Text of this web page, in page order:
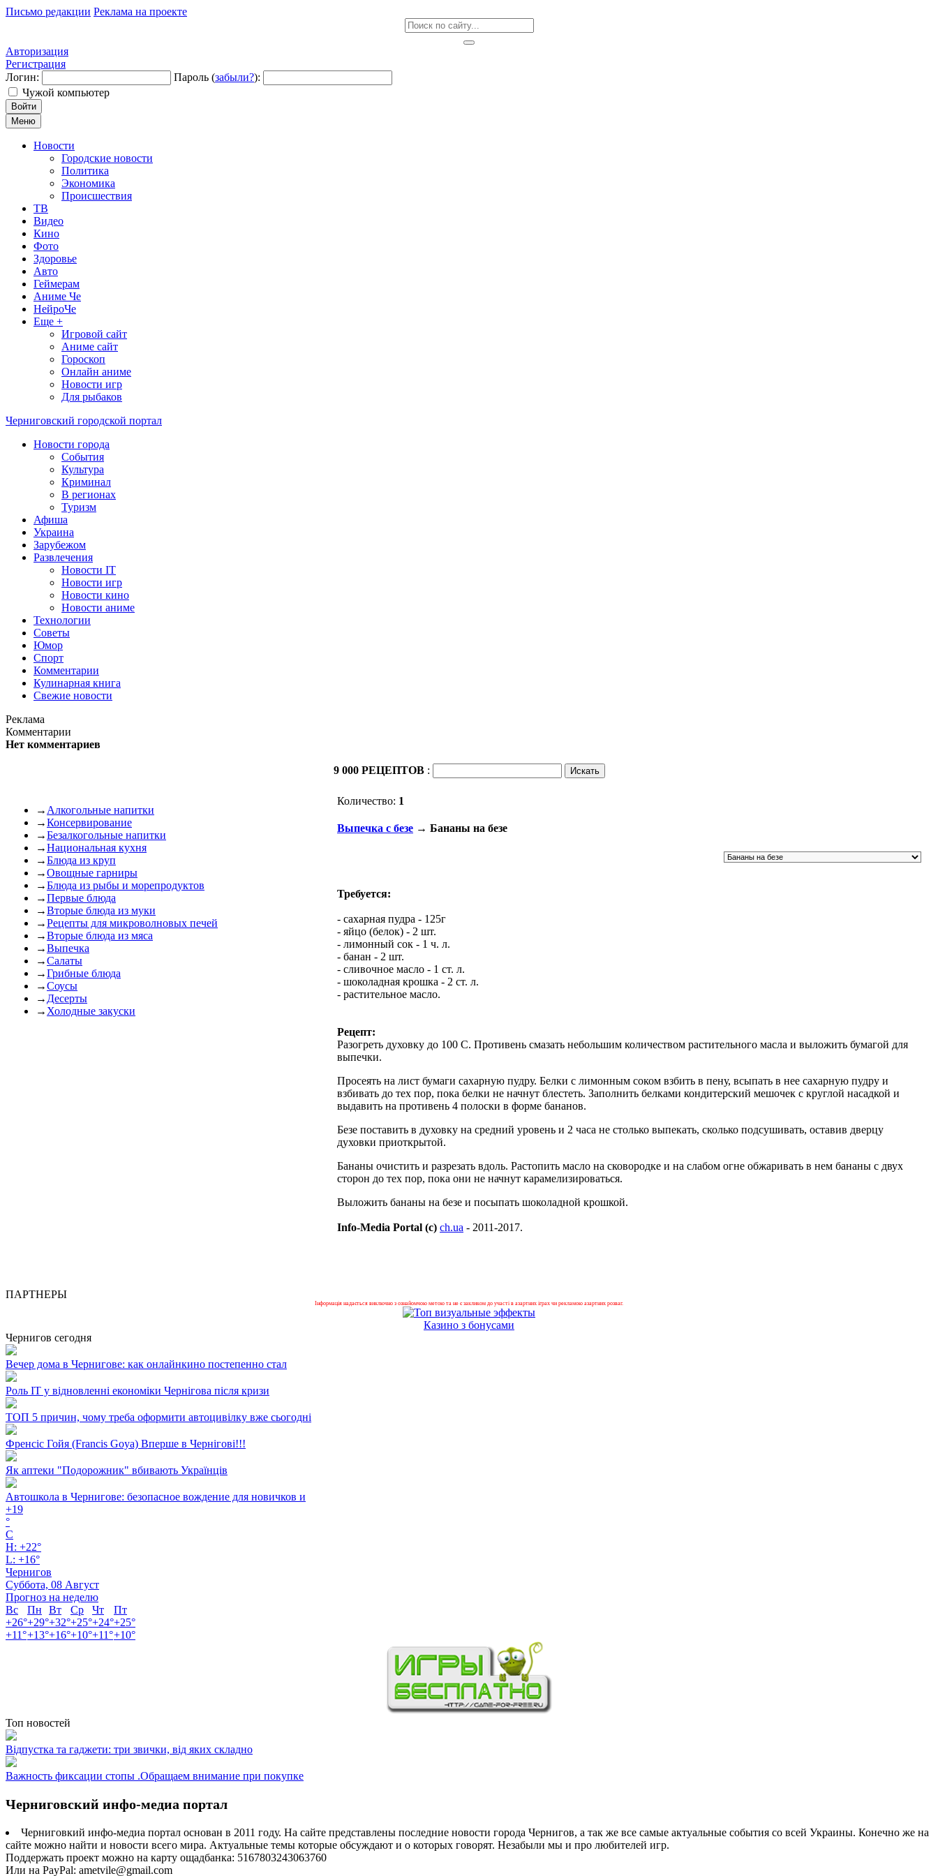
Письмо редакции Реклама на проекте
Авторизация
Регистрация
Логин:
Пароль (забыли?):
Чужой компьютер
Войти
Меню
Новости
Городские новости
Политика
Экономика
Происшествия
ТВ
Видео
Кино
Фото
Здоровье
Авто
Геймерам
Аниме Че
НейроЧе
Еще +
Игровой сайт
Аниме сайт
Гороскоп
Онлайн аниме
Новости игр
Для рыбаков
Черниговский городской портал
Новости города
События
Культура
Криминал
В регионах
Туризм
Афиша
Украина
Зарубежом
Развлечения
Новости IT
Новости игр
Новости кино
Новости аниме
Технологии
Советы
Юмор
Спорт
Комментарии
Кулинарная книга
Свежие новости
Реклама
Комментарии
Нет комментариев
9 000 РЕЦЕПТОВ :
→ Алкогольные напитки
→Консервирование
→Безалкогольные напитки
→Национальная кухня
→Блюда из круп
→Овощные гарниры
→Блюда из рыбы и морепродуктов
→Первые блюда
→Вторые блюда из муки
→Рецепты для микроволновых печей
→Вторые блюда из мяса
→Выпечка
→Салаты
→Грибные блюда
→Соусы
→ Десерты
→ Холодные закуски
Количество: 1
Выпечка с безе → Бананы на безе
Требуется:
- сахарная пудра - 125г
- яйцо (белок) - 2 шт.
- лимонный сок - 1 ч. л.
- банан - 2 шт.
- сливочное масло - 1 ст. л.
- шоколадная крошка - 2 ст. л.
- растительное масло.
Рецепт:
Разогреть духовку до 100 С. Противень смазать небольшим количеством растительного масла и выложить бумагой для
выпечки.
Просеять на лист бумаги сахарную пудру. Белки с лимонным соком взбить в пену, всыпать в нее сахарную пудру и
взбивать до тех пор, пока белки не начнут блестеть. Заполнить белками кондитерский мешочек с круглой насадкой и
выдавить на противень 4 полоски в форме бананов.
Безе поставить в духовку на средний уровень и 2 часа не столько выпекать, сколько подсушивать, оставив дверцу
духовки приоткрытой.
Бананы очистить и разрезать вдоль. Растопить масло на сковородке и на слабом огне обжаривать в нем бананы с двух
сторон до тех пор, пока они не начнут карамелизироваться.
Выложить бананы на безе и посыпать шоколадной крошкой.
Info-Media Portal (c) ch.ua - 2011-2017.
ПАРТНЕРЫ
Інформація надається виключно з ознайомчою метою та не є закликом до участі в азартних іграх чи рекламою азартних розваг.
Казино з бонусами
Чернигов сегодня
Вечер дома в Чернигове: как онлайнкино постепенно стал
Роль ІТ у відновленні економіки Чернігова після кризи
ТОП 5 причин, чому треба оформити автоцивілку вже сьогодні
Френсіс Гойя (Francis Goya) Вперше в Чернігові!!!
Як аптеки "Подорожник" вбивають Українців
Автошкола в Чернигове: безопасное вождение для новичков и
+19
°
C
H: +22°
L: +16°
Чернигов
Суббота, 08 Август
Прогноз на неделю
Вс
Пн Вт Ср Чт
Пт
+26°+29°+32°+25°+24°+25°
+11°+13°+16°+10°+11°+10°
Топ новостей
Відпустка та гаджети: три звички, від яких складно
Важность фиксации стопы .Обращаем внимание при покупке
Черниговский инфо-медиа портал
Черниговкий инфо-медиа портал основан в 2011 году. На сайте представлены последние новости города Чернигов, а так же все самые актуальные события со всей Украины. Конечно же на
сайте можно найти и новости всего мира. Актуальные темы которые обсуждают и о которых говорят. Незабыли мы и про любителей игр.
Поддержать проект можно на карту ощадбанка: 5167803243063760
Или на PayPal: ametvile@gmail.com